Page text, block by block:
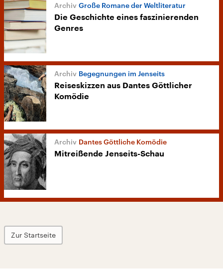
Große Romane der Weltliteratur
Die Geschichte eines faszinierenden
Genres
Begegnungen im Jenseits
Reiseskizzen aus Dantes Göttlicher
Komödie
Dantes Göttliche Komödie
Mitreißende Jenseits-Schau
Zur Startseite